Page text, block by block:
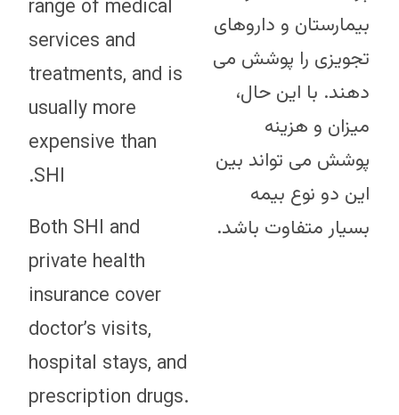
range of medical
services and
treatments, and is
usually more
expensive than
SHI.
Both SHI and
private health
insurance cover
doctor’s visits,
hospital stays, and
prescription drugs.
بیمارستان و داروهای
تجویزی را پوشش می
دهند. با این حال،
میزان و هزینه
پوشش می تواند بین
این دو نوع بیمه
بسیار متفاوت باشد.